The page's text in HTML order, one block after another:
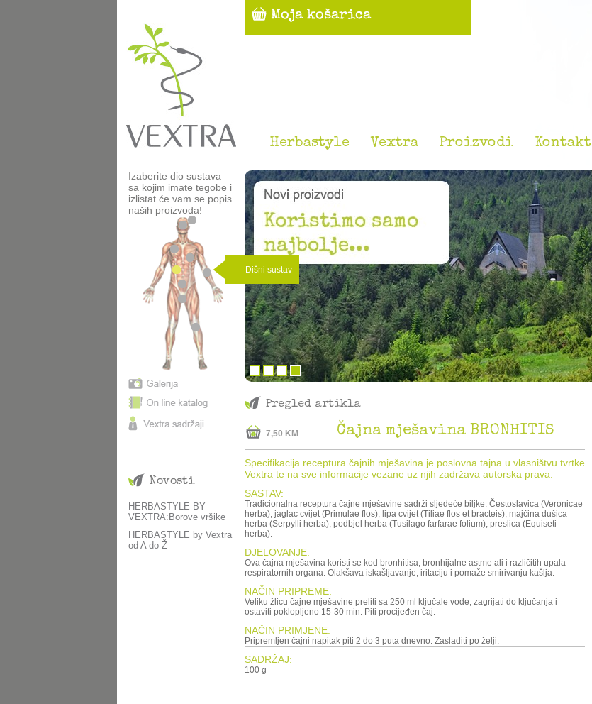
Herbastyle Vextra Proizvodi Kontakt
Izaberite dio sustava
sa kojim imate tegobe i
izlistat će vam se popis
naših proizvoda!
Dišni sustav
Novosti
HERBASTYLE BY
VEXTRA:Borove vršike
HERBASTYLE by Vextra
od A do Ž
Pregled artikla
7,50 KM Čajna mješavina BRONHITIS
Specifikacija receptura čajnih mješavina je poslovna tajna u vlasništvu tvrtke
Vextra te na sve informacije vezane uz njih zadržava autorska prava.
SASTAV:
Tradicionalna receptura čajne mješavine sadrži sljedeće biljke: Čestoslavica (Veronicae
herba), jaglac cvijet (Primulae flos), lipa cvijet (Tiliae flos et bracteis), majčina dušica
herba (Serpylli herba), podbjel herba (Tusilago farfarae folium), preslica (Equiseti
herba).
DJELOVANJE:
Ova čajna mješavina koristi se kod bronhitisa, bronhijalne astme ali i različitih upala
respiratornih organa. Olakšava iskašljavanje, iritaciju i pomaže smirivanju kašlja.
NAČIN PRIPREME:
Veliku žlicu čajne mješavine preliti sa 250 ml ključale vode, zagrijati do ključanja i
ostaviti poklopljeno 15-30 min. Piti procijeđen čaj.
NAČIN PRIMJENE:
Pripremljen čajni napitak piti 2 do 3 puta dnevno. Zasladiti po želji.
SADRŽAJ:
100 g